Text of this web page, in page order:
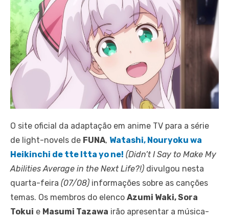
O site oficial da adaptação em anime TV para a série
de light-novels de FUNA, Watashi, Nouryoku wa
Heikinchi de tte Itta yo ne! (Didn’t I Say to Make My
Abilities Average in the Next Life?!) divulgou nesta
quarta-feira (07/08) informações sobre as canções
temas. Os membros do elenco Azumi Waki, Sora
Tokui e Masumi Tazawa irão apresentar a música-